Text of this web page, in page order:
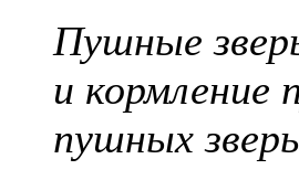
Пушные
и кормление
пушных